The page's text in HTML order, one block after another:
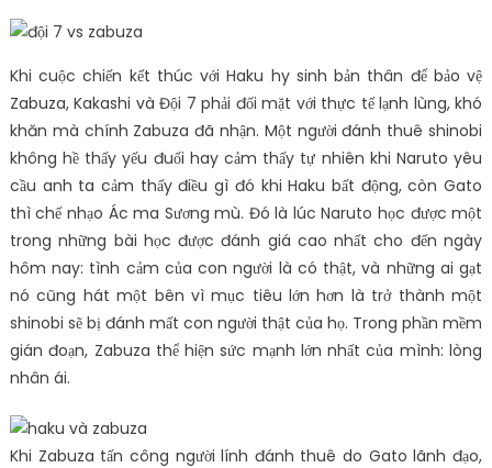
Khi cuộc chiến kết thúc với Haku hy sinh bản thân để bảo vệ
Zabuza, Kakashi và Đội 7 phải đối mặt với thực tế lạnh lùng, khó
khăn mà chính Zabuza đã nhận. Một người đánh thuê shinobi
không hề thấy yếu đuối hay cảm thấy tự nhiên khi Naruto yêu
cầu anh ta cảm thấy điều gì đó khi Haku bất động, còn Gato
thì chế nhạo Ác ma Sương mù. Đó là lúc Naruto học được một
trong những bài học được đánh giá cao nhất cho đến ngày
hôm nay: tình cảm của con người là có thật, và những ai gạt
nó cũng hát một bên vì mục tiêu lớn hơn là trở thành một
shinobi sẽ bị đánh mất con người thật của họ. Trong phần mềm
gián đoạn, Zabuza thể hiện sức mạnh lớn nhất của mình: lòng
nhân ái.
Khi Zabuza tấn công người lính đánh thuê do Gato lãnh đạo,